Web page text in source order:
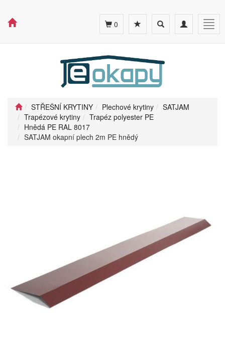
Toggle
navigation
Toggle
search
0
STŘEŠNÍ KRYTINY Plechové krytiny
SATJAM
Trapézové krytiny
Trapéz polyester PE
Hnědá PE RAL 8017
SATJAM okapní plech 2m PE hnědý